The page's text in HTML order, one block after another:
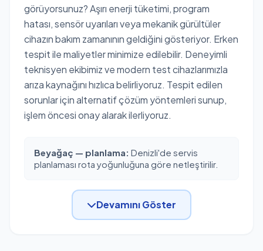
görüyorsunuz? Aşırı enerji tüketimi, program
hatası, sensör uyarıları veya mekanik gürültüler
cihazın bakım zamanının geldiğini gösteriyor. Erken
tespit ile maliyetler minimize edilebilir. Deneyimli
teknisyen ekibimiz ve modern test cihazlarımızla
arıza kaynağını hızlıca belirliyoruz. Tespit edilen
sorunlar için alternatif çözüm yöntemleri sunup,
işlem öncesi onay alarak ilerliyoruz.
Beyağaç — planlama: Denizli'de servis
planlaması rota yoğunluğuna göre netleştirilir.
Devamını Göster